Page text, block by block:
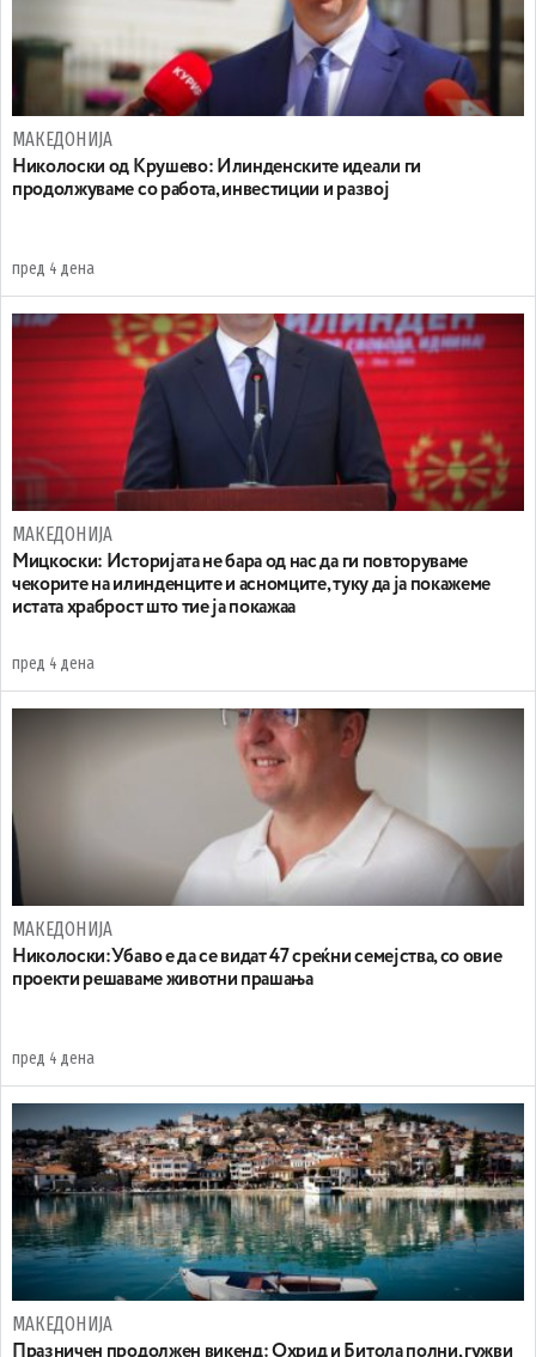
МАКЕДОНИЈА
Николоски од Крушево: Илинденските идеали ги
продолжуваме со работа, инвестиции и развој
пред 4 дена
МАКЕДОНИЈА
Мицкоски: Историјата не бара од нас да ги повторуваме
чекорите на илинденците и асномците, туку да ја покажеме
истата храброст што тие ја покажаа
пред 4 дена
МАКЕДОНИЈА
Николоски:Убаво е да се видат 47 среќни семејства, со овие
проекти решаваме животни прашања
пред 4 дена
МАКЕДОНИЈА
Празничен продолжен викенд: Охрид и Битола полни, гужви